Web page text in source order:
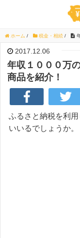
ホーム / 税金・相続 /
2017.12.06
年収１０００万
商品を紹介！
ふるさと納税を利
いいるでしょうか。